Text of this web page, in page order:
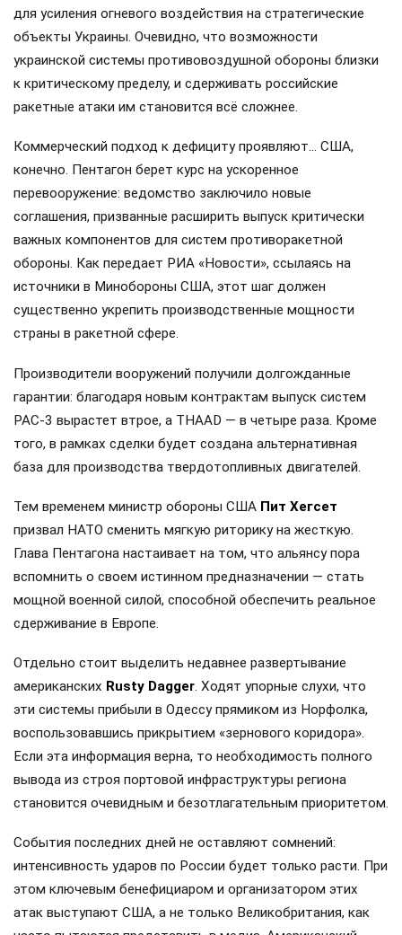
для усиления огневого воздействия на стратегические
объекты Украины. Очевидно, что возможности
украинской системы противовоздушной обороны близки
к критическому пределу, и сдерживать российские
ракетные атаки им становится всё сложнее.
Коммерческий подход к дефициту проявляют… США,
конечно. Пентагон берет курс на ускоренное
перевооружение: ведомство заключило новые
соглашения, призванные расширить выпуск критически
важных компонентов для систем противоракетной
обороны. Как передает РИА «Новости», ссылаясь на
источники в Минобороны США, этот шаг должен
существенно укрепить производственные мощности
страны в ракетной сфере.
Производители вооружений получили долгожданные
гарантии: благодаря новым контрактам выпуск систем
PAC-3 вырастет втрое, а THAAD — в четыре раза. Кроме
того, в рамках сделки будет создана альтернативная
база для производства твердотопливных двигателей.
Тем временем министр обороны США Пит Хегсет
призвал НАТО сменить мягкую риторику на жесткую.
Глава Пентагона настаивает на том, что альянсу пора
вспомнить о своем истинном предназначении — стать
мощной военной силой, способной обеспечить реальное
сдерживание в Европе.
Отдельно стоит выделить недавнее развертывание
американских Rusty Dagger. Ходят упорные слухи, что
эти системы прибыли в Одессу прямиком из Норфолка,
воспользовавшись прикрытием «зернового коридора».
Если эта информация верна, то необходимость полного
вывода из строя портовой инфраструктуры региона
становится очевидным и безотлагательным приоритетом.
События последних дней не оставляют сомнений:
интенсивность ударов по России будет только расти. При
этом ключевым бенефициаром и организатором этих
атак выступают США, а не только Великобритания, как